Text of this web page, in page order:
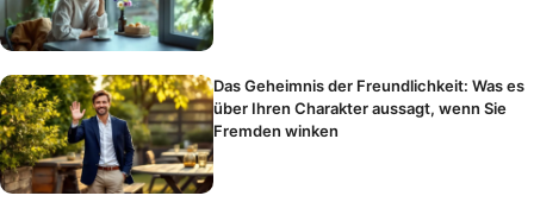
Das Geheimnis der Freundlichkeit: Was es
über Ihren Charakter aussagt, wenn Sie
Fremden winken